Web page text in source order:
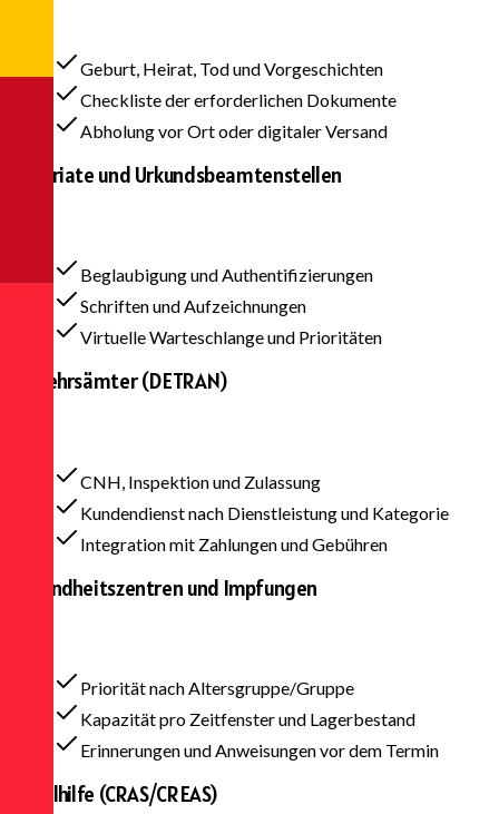
Geburt, Heirat, Tod und Vorgeschichten
Checkliste der erforderlichen Dokumente
Abholung vor Ort oder digitaler Versand
Notariate und Urkundsbeamtenstellen
Beglaubigung und Authentifizierungen
Schriften und Aufzeichnungen
Virtuelle Warteschlange und Prioritäten
Verkehrsämter (DETRAN)
CNH, Inspektion und Zulassung
Kundendienst nach Dienstleistung und Kategorie
Integration mit Zahlungen und Gebühren
Gesundheitszentren und Impfungen
Priorität nach Altersgruppe/Gruppe
Kapazität pro Zeitfenster und Lagerbestand
Erinnerungen und Anweisungen vor dem Termin
Sozialhilfe (CRAS/CREAS)